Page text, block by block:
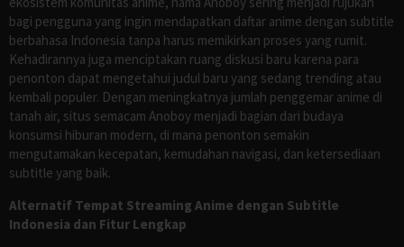
bagi pengguna yang ingin mendapatkan daftar anime dengan subtitle
berbahasa Indonesia tanpa harus memikirkan proses yang rumit.
Kehadirannya juga menciptakan ruang diskusi baru karena para
penonton dapat mengetahui judul baru yang sedang trending atau
kembali populer. Dengan meningkatnya jumlah penggemar anime di
tanah air, situs semacam Anoboy menjadi bagian dari budaya
konsumsi hiburan modern, di mana penonton semakin
mengutamakan kecepatan, kemudahan navigasi, dan ketersediaan
subtitle yang baik.
Alternatif Tempat Streaming Anime dengan Subtitle
Indonesia dan Fitur Lengkap